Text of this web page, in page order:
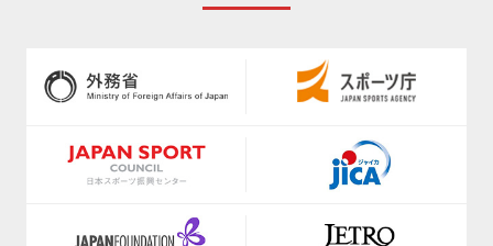
www.jkf.ne.jp
https://www.anisa.or.jp/
https://jppf.jp
https://fencing-jpn.jp/